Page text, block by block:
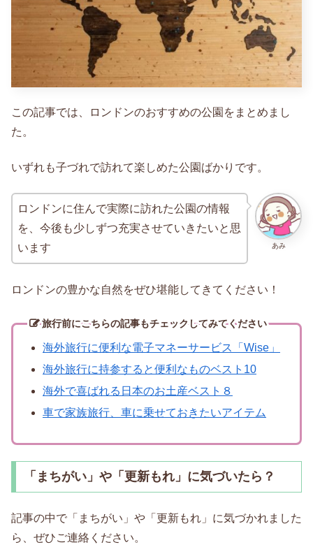
この記事では、ロンドンのおすすめの公園をまとめまし
た。
いずれも子づれで訪れて楽しめた公園ばかりです。
あみ
ロンドンに住んで実際に訪れた公園の情報
を、今後も少しずつ充実させていきたいと思
います
ロンドンの豊かな自然をぜひ堪能してきてください！
旅行前にこちらの記事もチェックしてみてください
海外旅行に便利な電子マネーサービス「Wise」
海外旅行に持参すると便利なものベスト10
海外で喜ばれる日本のお土産ベスト８
車で家族旅行、車に乗せておきたいアイテム
「まちがい」や「更新もれ」に気づいたら？
記事の中で「まちがい」や「更新もれ」に気づかれました
ら、ぜひご連絡ください。